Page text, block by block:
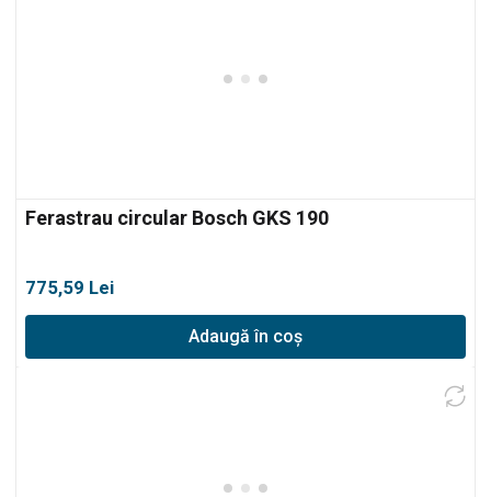
Ferastrau circular Bosch GKS 190
775,59 Lei
Adaugă în coș